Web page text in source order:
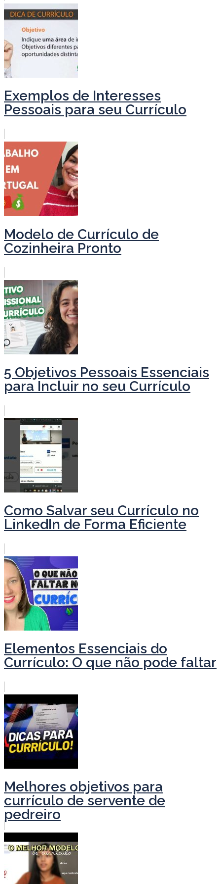
Exemplos de Interesses
Pessoais para seu Currículo
Modelo de Currículo de
Cozinheira Pronto
5 Objetivos Pessoais Essenciais
para Incluir no seu Currículo
Como Salvar seu Currículo no
LinkedIn de Forma Eficiente
Elementos Essenciais do
Currículo: O que não pode faltar
Melhores objetivos para
currículo de servente de
pedreiro